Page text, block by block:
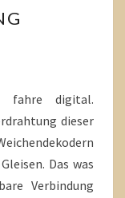
fahre digital.
dieser
Das was
Verbindung